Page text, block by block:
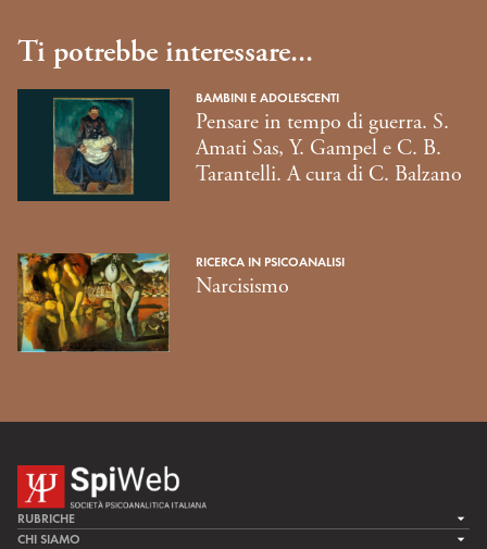
Ti potrebbe interessare...
BAMBINI E ADOLESCENTI
Pensare in tempo di guerra. S.
Amati Sas, Y. Gampel e C. B.
Tarantelli. A cura di C. Balzano
RICERCA IN PSICOANALISI
Narcisismo
RUBRICHE
LA CURA
CHI SIAMO